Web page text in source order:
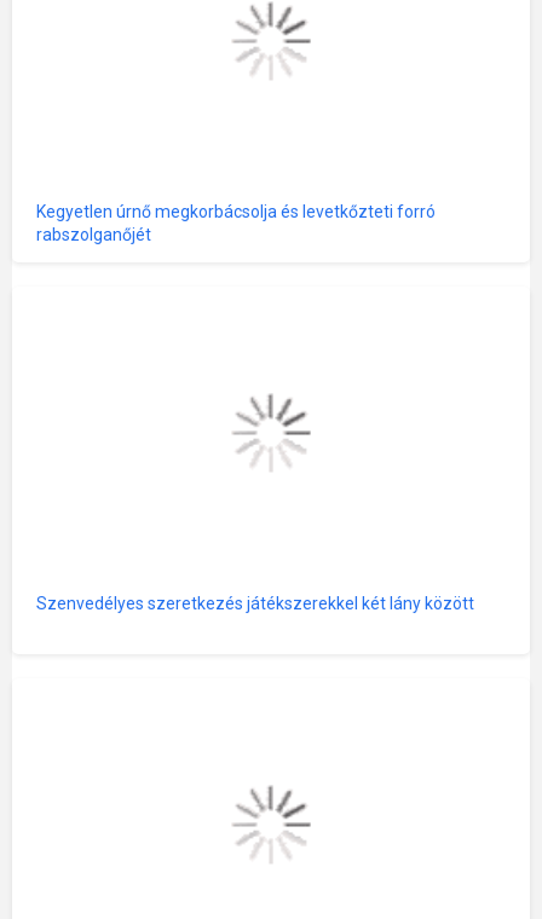
Kegyetlen úrnő megkorbácsolja és levetkőzteti forró
rabszolganőjét
Szenvedélyes szeretkezés játékszerekkel két lány között